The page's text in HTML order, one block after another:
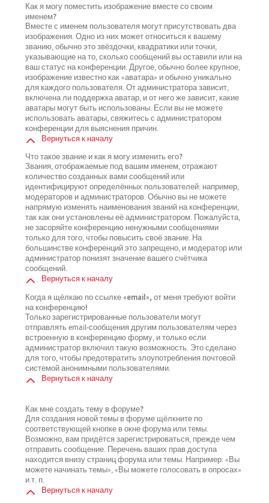
Как я могу поместить изображение вместе со своим
именем?
Вместе с именем пользователя могут присутствовать два
изображения. Одно из них может относиться к вашему
званию, обычно это звёздочки, квадратики или точки,
указывающие на то, сколько сообщений вы оставили или на
ваш статус на конференции. Другое, обычно более крупное,
изображение известно как «аватара» и обычно уникально
для каждого пользователя. От администратора зависит,
включена ли поддержка аватар, и от него же зависит, какие
аватары могут быть использованы. Если вы не можете
использовать аватары, свяжитесь с администратором
конференции для выяснения причин.
Вернуться к началу
Что такое звание и как я могу изменить его?
Звания, отображаемые под вашим именем, отражают
количество созданных вами сообщений или
идентифицируют определённых пользователей: например,
модераторов и администраторов. Обычно вы не можете
напрямую изменять наименования званий на конференции,
так как они установлены её администратором. Пожалуйста,
не засоряйте конференцию ненужными сообщениями
только для того, чтобы повысить своё звание. На
большинстве конференций это запрещено, и модератор или
администратор понизят значение вашего счётчика
сообщений.
Вернуться к началу
Когда я щёлкаю по ссылке «email», от меня требуют войти
на конференцию!
Только зарегистрированные пользователи могут
отправлять email-сообщения другим пользователям через
встроенную в конференцию форму, и только если
администратор включил такую возможность. Это сделано
для того, чтобы предотвратить злоупотребления почтовой
системой анонимными пользователями.
Вернуться к началу
Как мне создать тему в форуме?
Для создания новой темы в форуме щёлкните по
соответствующей кнопке в окне форума или темы.
Возможно, вам придётся зарегистрироваться, прежде чем
отправить сообщение. Перечень ваших прав доступа
находится внизу страниц форума или темы. Например: «Вы
можете начинать темы», «Вы можете голосовать в опросах»
и т. п.
Вернуться к началу